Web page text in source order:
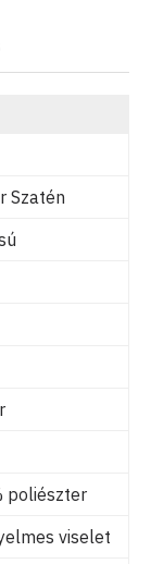
Szatén
poliészter
viselet